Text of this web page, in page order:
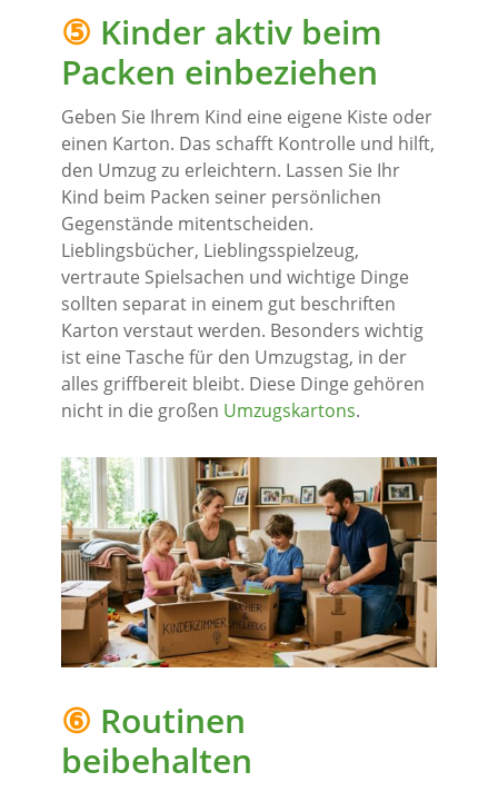
⑤ Kinder aktiv beim
Packen einbeziehen
Geben Sie Ihrem Kind eine eigene Kiste oder
einen Karton. Das schafft Kontrolle und hilft,
den Umzug zu erleichtern. Lassen Sie Ihr
Kind beim Packen seiner persönlichen
Gegenstände mitentscheiden.
Lieblingsbücher, Lieblingsspielzeug,
vertraute Spielsachen und wichtige Dinge
sollten separat in einem gut beschriften
Karton verstaut werden. Besonders wichtig
ist eine Tasche für den Umzugstag, in der
alles griffbereit bleibt. Diese Dinge gehören
nicht in die großen Umzugskartons.
⑥ Routinen
beibehalten